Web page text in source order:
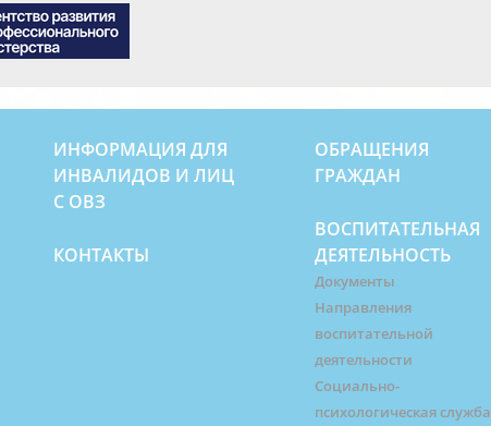
ИНФОРМАЦИЯ ДЛЯ
ИНВАЛИДОВ И ЛИЦ
С ОВЗ
КОНТАКТЫ
ОБРАЩЕНИЯ
ГРАЖДАН
ВОСПИТАТЕЛЬНАЯ
ДЕЯТЕЛЬНОСТЬ
Документы
Направления
воспитательной
деятельности
Социально-
психологическая служба